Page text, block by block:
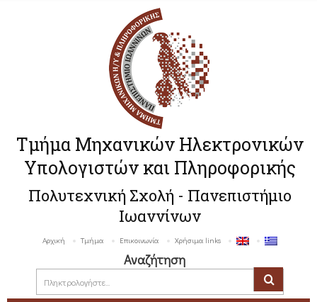
Τμήμα Μηχανικών Ηλεκτρονικών
Υπολογιστών και Πληροφορικής
Πολυτεχνική Σχολή - Πανεπιστήμιο
Ιωαννίνων
Αρχική Τμήμα Επικοινωνία Χρήσιμα links
Αναζήτηση